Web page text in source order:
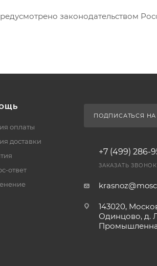
законодательством
оплаты
доставки
ответ
ПОДПИСАТЬСЯ
+7 (499) 286-
ЗАКАЗАТЬ ЗВОНОК
143020,
Одинцово, д.